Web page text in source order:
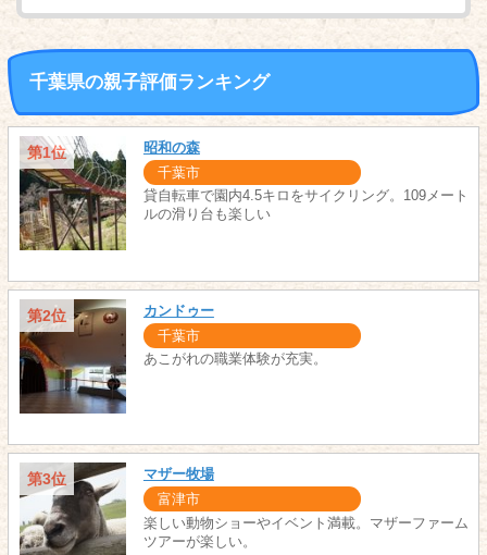
千葉県の親子評価ランキング
第1位 昭和の森
千葉市
貸自転車で園内4.5キロをサイクリング。109メート
ルの滑り台も楽しい
第2位 カンドゥー
千葉市
あこがれの職業体験が充実。
第3位 マザー牧場
富津市
楽しい動物ショーやイベント満載。マザーファーム
ツアーが楽しい。